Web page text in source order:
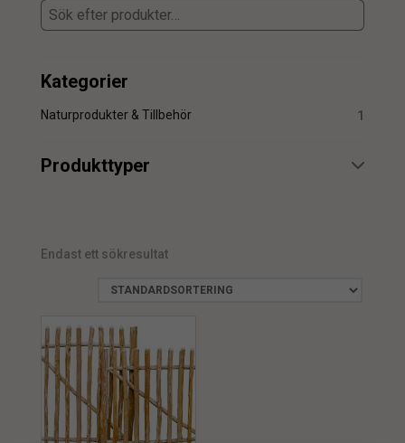
Kategorier
Naturprodukter & Tillbehör 1
Produkttyper
Endast ett sökresultat